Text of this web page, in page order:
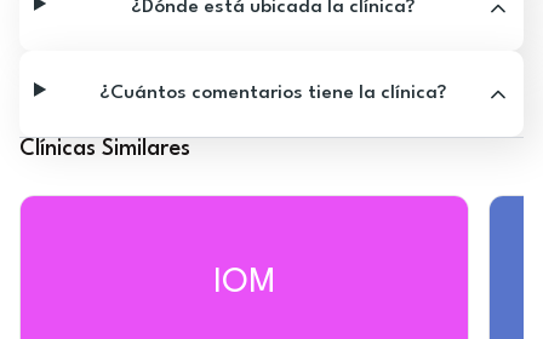
¿Dónde está ubicada la clínica?
¿Cuántos comentarios tiene la clínica?
Clínicas Similares
IOM